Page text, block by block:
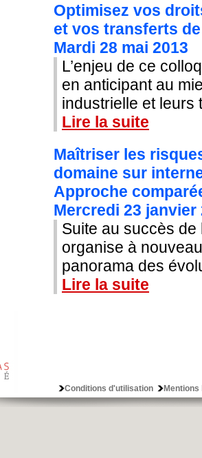
Optimisez vos
et vos transferts
Mardi 28 mai 2013
L’enjeu de ce
en anticipant au
industrielle et leurs
Lire la suite
Maîtriser les
domaine sur
Approche
Mercredi 23 janvier
Suite au succès
organise à
panorama des
Lire la suite
Conditions d'utilisation Mentions